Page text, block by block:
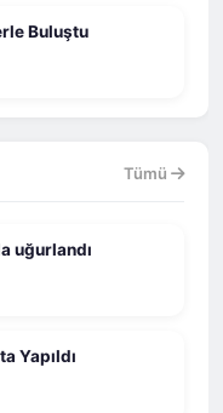
Buluştu
Tümü
uğurlandı
Yapıldı